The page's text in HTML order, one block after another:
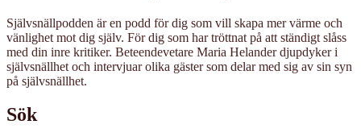
Självsnällpodden är en podd för dig som vill skapa mer värme och
vänlighet mot dig själv. För dig som har tröttnat på att ständigt slåss
med din inre kritiker. Beteendevetare Maria Helander djupdyker i
självsnällhet och intervjuar olika gäster som delar med sig av sin syn
på självsnällhet.
Sök